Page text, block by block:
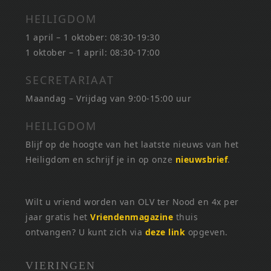
HEILIGDOM
1 april – 1 oktober: 08:30-19:30
1 oktober – 1 april: 08:30-17:00
SECRETARIAAT
Maandag – Vrijdag van 9:00-15:00 uur
HEILIGDOM
Blijf op de hoogte van het laatste nieuws van het
Heiligdom en schrijf je in op onze nieuwsbrief.
Wilt u vriend worden van OLV ter Nood en 4x per
jaar gratis hetVriendenmagazine thuis
ontvangen? U kunt zich via deze link opgeven.
VIERINGEN